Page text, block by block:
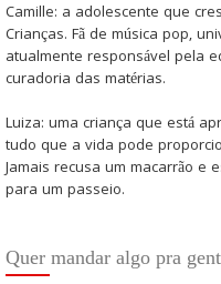
Camille: a adolescente que
Crianças. Fã de música pop,
atualmente responsável pela
curadoria das matérias.
Luiza: uma criança que está
tudo que a vida pode
Jamais recusa um macarrão e
para um passeio.
Quer mandar algo pra